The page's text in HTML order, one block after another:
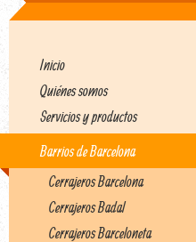
Inicio
Quiénes somos
Servicios y productos
Barrios de Barcelona
Cerrajeros Barcelona
Cerrajeros Badal
Cerrajeros Barceloneta